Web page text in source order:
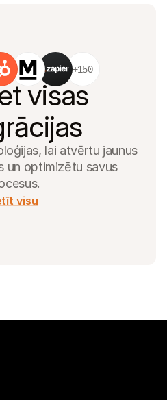
+150
visas
lai atvērtu jaunus
un optimizētu savus
visu